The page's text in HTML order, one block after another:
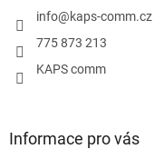
info@kaps-comm.cz
775 873 213
KAPS comm
Informace pro vás